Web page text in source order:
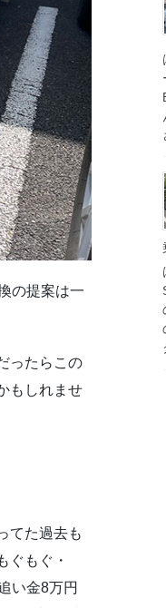
の提案は一
ったらこの
もしれませ
てた過去も
ぐもぐ・
い金8万円